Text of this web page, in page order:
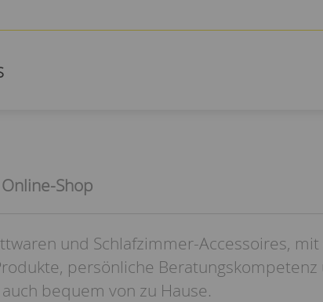
Shop
und Schlafzimmer-Accessoires,
persönliche
bequem von zu Hause.